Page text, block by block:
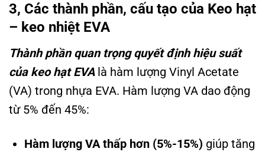
3, Các thành phần, cấu tạo của Keo hạt
– keo nhiệt EVA
Thành phần quan trọng quyết định hiệu suất
của keo hạt EVAlà hàm lượng Vinyl Acetate
(VA) trong nhựa EVA. Hàm lượng VA dao động
từ 5% đến 45%:
Hàm lượng VA thấp hơn (5%-15%) giúp tăng